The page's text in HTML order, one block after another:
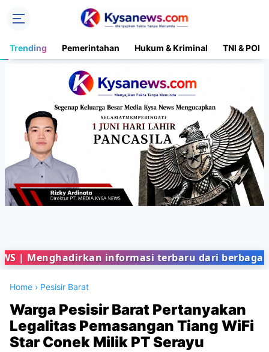
Trending Pemerintahan Hukum & Kriminal TNI &
informasi terbaru dari berbagai
Home › Pesisir Barat
Warga Pesisir Barat Pertanyakan
Legalitas Pemasangan Tiang WiFi
Star Conek Milik PT Serayu